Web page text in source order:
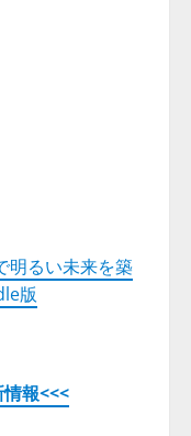
明るい未来を築
版
報<<<